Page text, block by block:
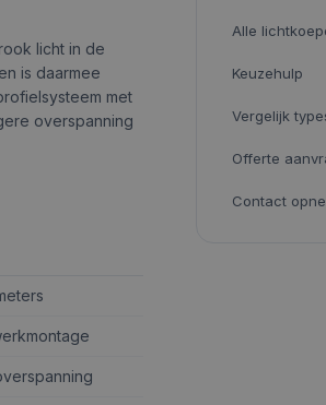
licht in de
is daarmee
met
overspanning
Alle
Keuzehulp
Vergelijk
Offerte
Contact